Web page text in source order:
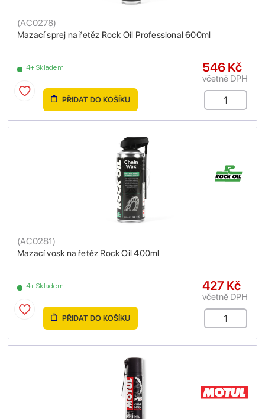
Mazací sprej na řetěz Rock Oil Professional 600ml
(AC0278)
4+ Skladem 546 Kč
včetně DPH
PŘIDAT DO KOŠÍKU
Mazací vosk na řetěz Rock Oil 400ml
(AC0281)
4+ Skladem 427 Kč
včetně DPH
PŘIDAT DO KOŠÍKU